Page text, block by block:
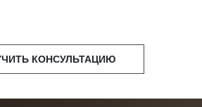
КОНСУЛЬТАЦИЮ